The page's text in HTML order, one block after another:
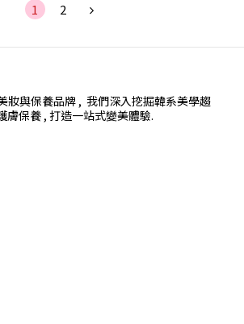
1 2
妝與保養品牌 , 我們深入挖掘韓系美學趨
膚保養 , 打造一站式變美體驗.